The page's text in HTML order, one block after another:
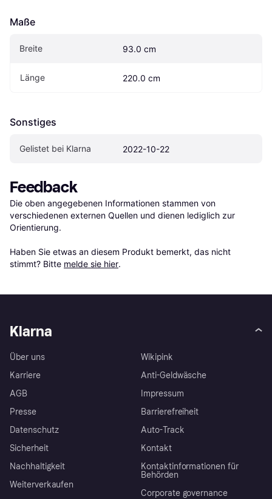
Maße
Breite 93.0 cm
Länge 220.0 cm
Sonstiges
Gelistet bei Klarna 2022-10-22
Feedback
Die oben angegebenen Informationen stammen von
verschiedenen externen Quellen und dienen lediglich zur
Orientierung.
Haben Sie etwas an diesem Produkt bemerkt, das nicht
stimmt? Bitte melde sie hier.
Klarna
Über uns
Karriere
AGB
Presse
Datenschutz
Sicherheit
Nachhaltigkeit
Weiterverkaufen
Wikipink
Anti-Geldwäsche
Impressum
Barrierefreiheit
Auto-Track
Kontakt
Kontaktinformationen für
Behörden
Corporate governance